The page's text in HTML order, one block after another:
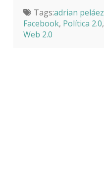
Tags:adrian peláez
Facebook, Política 2.0,
Web 2.0